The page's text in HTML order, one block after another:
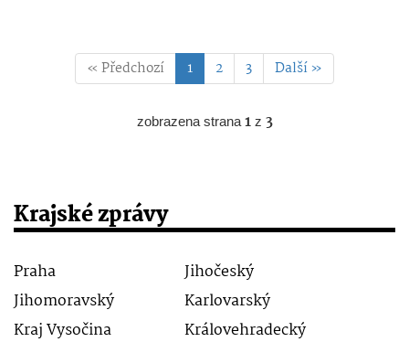
« Předchozí 1 2 3 Další »
zobrazena strana1z 3
Krajské zprávy
Praha
Jihočeský
Jihomoravský
Karlovarský
Kraj Vysočina
Královehradecký